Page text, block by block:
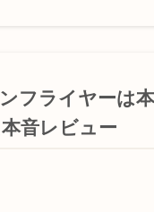
フライヤーは
音レビュー